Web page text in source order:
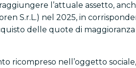
l’attuale assetto,
S.r.L.) nel 2025, in
delle quote di
ricompreso nell’oggetto